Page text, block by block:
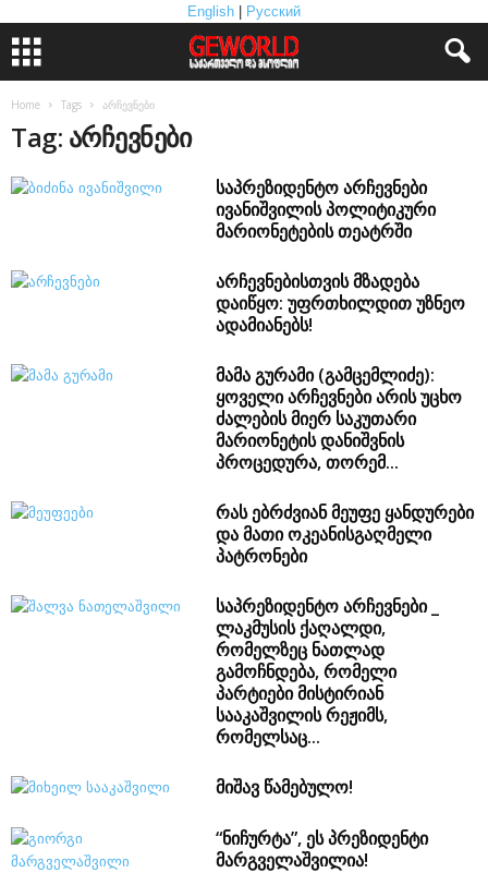
English Русский
Home Tags არჩევნები
Tag: არჩევნები
საპრეზიდენტო არჩევნები
ივანიშვილის პოლიტიკური
მარიონეტების თეატრში
არჩევნებისთვის მზადება
დაიწყო: უფრთხილდით უზნეო
ადამიანებს!
მამა გურამი (გამცემლიძე):
ყოველი არჩევნები არის უცხო
ძალების მიერ საკუთარი
მარიონეტის დანიშვნის
პროცედურა, თორემ...
რას ებრძვიან მეუფე ყანდურები
და მათი ოკეანისგაღმელი
პატრონები
საპრეზიდენტო არჩევნები _
ლაკმუსის ქაღალდი,
რომელზეც ნათლად
გამოჩნდება, რომელი
პარტიები მისტირიან
სააკაშვილის რეჟიმს,
რომელსაც...
მიშავ წამებულო!
“ნიჩურტა”, ეს პრეზიდენტი
მარგველაშვილია!